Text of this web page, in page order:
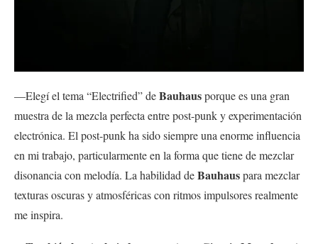
—Elegí el tema “Electrified” deBauhausporque es una gran
muestra de la mezcla perfecta entre post-punk y experimentación
electrónica. El post-punk ha sido siempre una enorme influencia
en mi trabajo, particularmente en la forma que tiene de mezclar
disonancia con melodía. La habilidad deBauhauspara mezclar
texturas oscuras y atmosféricas con ritmos impulsores realmente
me inspira.